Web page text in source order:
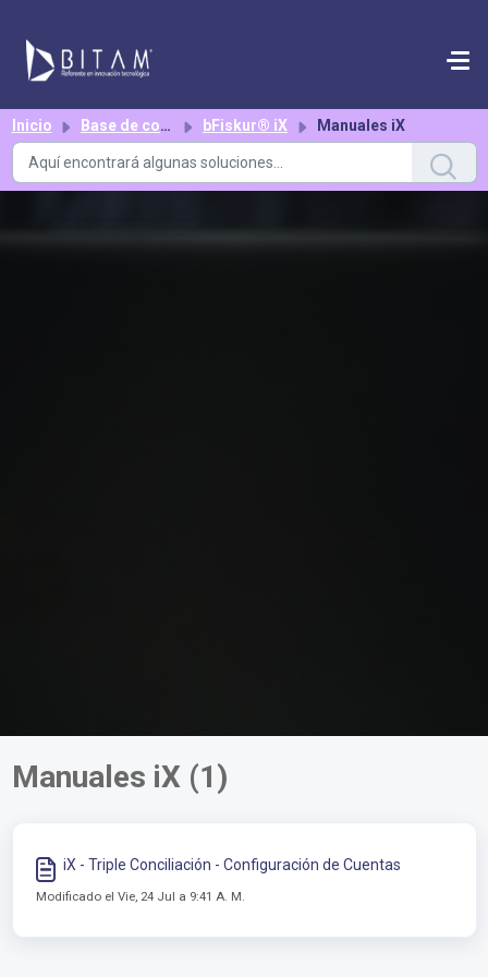
Inicio Base de conocimientos bFiskur® iX Manuales iX
Manuales iX (1)
iX - Triple Conciliación - Configuración de Cuentas
Modificado el Vie, 24 Jul a 9:41 A. M.